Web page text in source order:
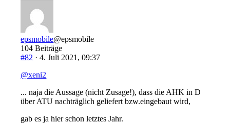
epsmobile@epsmobile
104 Beiträge
#82 · 4. Juli 2021, 09:37
@xeni2
... naja die Aussage (nicht Zusage!), dass die AHK in D
über ATU nachträglich geliefert bzw.eingebaut wird,
gab es ja hier schon letztes Jahr.